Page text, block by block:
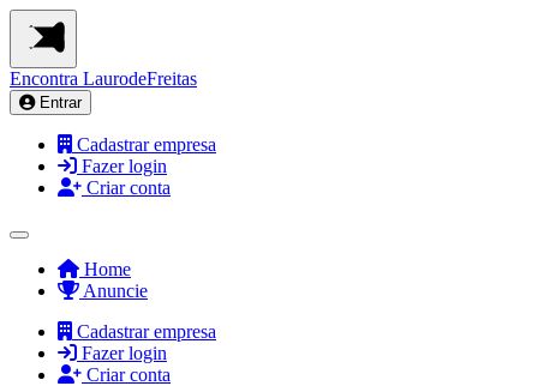
Encontra LaurodeFreitas
Entrar
Cadastrar empresa
Fazer login
Criar conta
Home
Anuncie
Cadastrar empresa
Fazer login
Criar conta